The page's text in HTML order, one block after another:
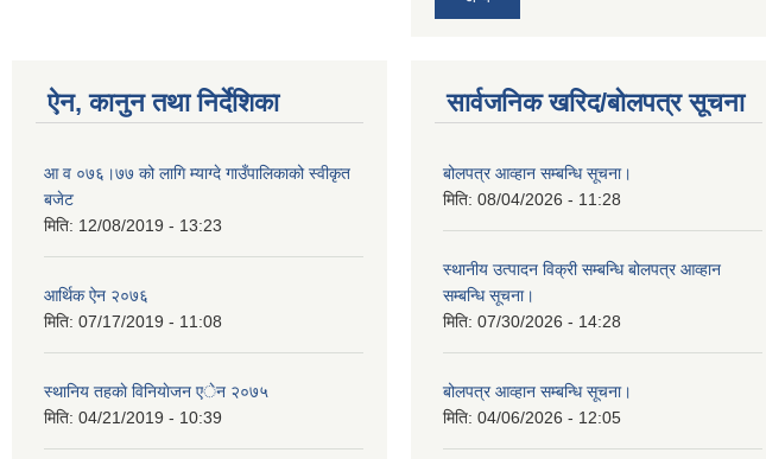
ऐन, कानुन तथा निर्देशिका
आ व ०७६।७७ को लागि म्याग्दे गाउँपालिकाको स्वीकृत
बजेट
मिति: 12/08/2019 - 13:23
आर्थिक ऐन २०७६
मिति: 07/17/2019 - 11:08
स्थानिय तहकाे विनियाेजन एेन २०७५
मिति: 04/21/2019 - 10:39
सार्वजनिक खरिद/बोलपत्र सूचना
बोलपत्र आव्हान सम्बन्धि सूचना।
मिति: 08/04/2026 - 11:28
स्थानीय उत्पादन विक्री सम्बन्धि बोलपत्र आव्हान
सम्बन्धि सूचना।
मिति: 07/30/2026 - 14:28
बोलपत्र आव्हान सम्बन्धि सूचना।
मिति: 04/06/2026 - 12:05